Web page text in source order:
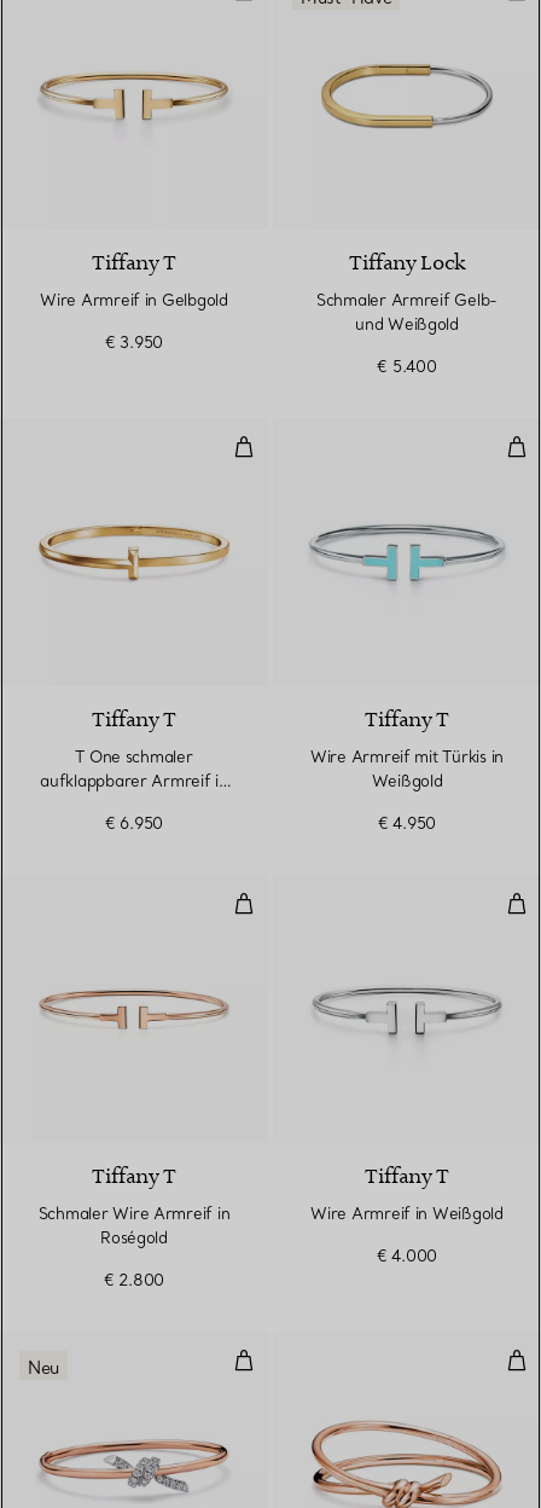
Tiffany T
Wire Armreif in Gelbgold
€ 3.950
Tiffany Lock
Schmaler Armreif Gelb-
und Weißgold
€ 5.400
T One schmaler aufklappbarer
Tiffany T
T One schmaler
aufklappbarer Armreif in
€ 6.950
Tiffany T
Wire Armreif mit Türkis in
Weißgold
€ 4.950
Schmaler Wire Armreif in
Tiffany T
Schmaler Wire Armreif in
Roségold
€ 2.800
Tiffany T
Wire Armreif in Weißgold
€ 4.000
Armreif in Roségold und Platin
Neu